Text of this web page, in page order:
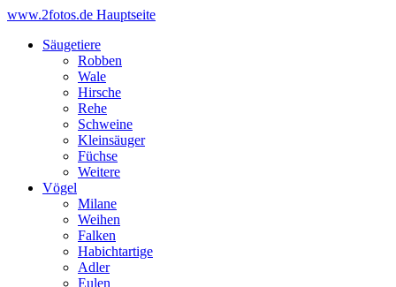
www.2fotos.de Hauptseite
Säugetiere
Robben
Wale
Hirsche
Rehe
Schweine
Kleinsäuger
Füchse
Weitere
Vögel
Milane
Weihen
Falken
Habichtartige
Adler
Eulen